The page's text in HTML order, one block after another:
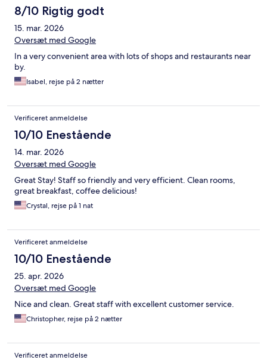
8/10 Rigtig godt
15. mar. 2026
Oversæt med Google
In a very convenient area with lots of shops and restaurants near
by.
Isabel, rejse på 2 nætter
Verificeret anmeldelse
10/10 Enestående
14. mar. 2026
Oversæt med Google
Great Stay! Staff so friendly and very efficient. Clean rooms,
great breakfast, coffee delicious!
Crystal, rejse på 1 nat
Verificeret anmeldelse
10/10 Enestående
25. apr. 2026
Oversæt med Google
Nice and clean. Great staff with excellent customer service.
Christopher, rejse på 2 nætter
Verificeret anmeldelse